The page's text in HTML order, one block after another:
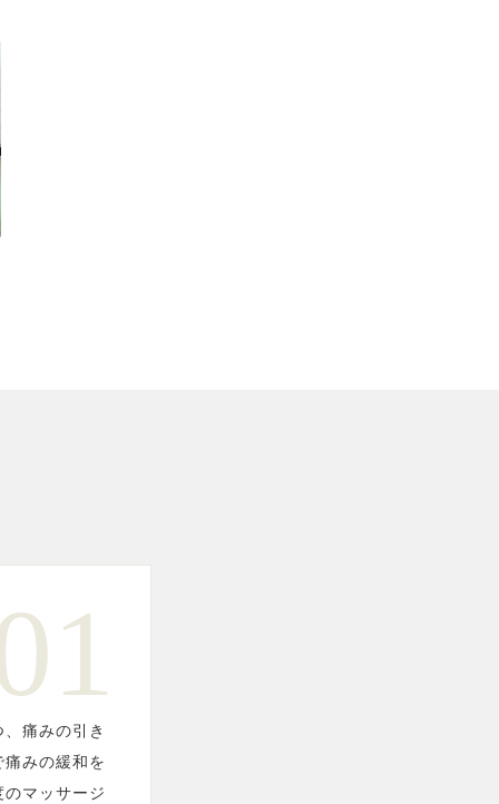
痛みの引き
みの緩和を
マッサージ